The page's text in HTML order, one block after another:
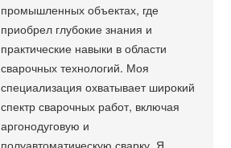
промышленных объектах, где
приобрел глубокие знания и
практические навыки в области
сварочных технологий. Моя
специализация охватывает широкий
спектр сварочных работ, включая
аргонодуговую и